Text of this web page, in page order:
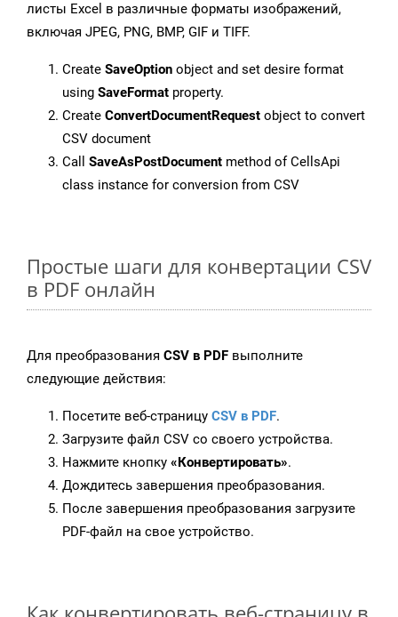
листы Excel в различные форматы изображений,
включая JPEG, PNG, BMP, GIF и TIFF.
Create SaveOption object and set desire format
using SaveFormat property.
Create ConvertDocumentRequest object to convert
CSV document
Call SaveAsPostDocument method of CellsApi
class instance for conversion from CSV
Простые шаги для конвертации CSV
в PDF онлайн
Для преобразования CSV в PDF выполните
следующие действия:
Посетите веб-страницу CSV в PDF.
Загрузите файл CSV со своего устройства.
Нажмите кнопку «Конвертировать».
Дождитесь завершения преобразования.
После завершения преобразования загрузите
PDF-файл на свое устройство.